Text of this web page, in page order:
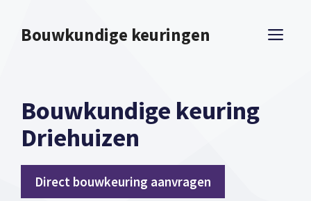
naarBouwkundige keuringen
Bouwkundige keuring
Driehuizen
Direct bouwkeuring aanvragen